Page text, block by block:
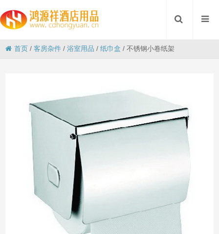
首页 /客房杂件 /浴室用品 /纸巾盒 /不锈钢小卷纸架